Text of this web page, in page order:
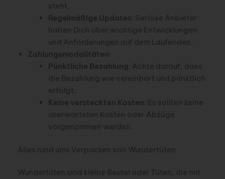
steht.
Regelmäßige Updates : Seriöse Anbieter
halten Dich über wichtige Entwicklungen
und Anforderungen auf dem Laufenden.
Zahlungsmodalitäten
Pünktliche Bezahlung : Achte darauf, dass
die Bezahlung wie vereinbart und pünktlich
erfolgt.
Keine versteckten Kosten : Es sollten keine
unerwarteten Kosten oder Abzüge
vorgenommen werden.
Alles rund ums Verpacken von Wundertüten
Wundertüten sind kleine Beutel oder Tüten, die mit